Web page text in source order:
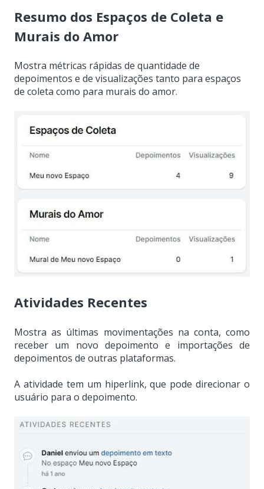
Resumo dos Espaços de Coleta e
Murais do Amor
Mostra métricas rápidas de quantidade de
depoimentos e de visualizações tanto para espaços
de coleta como para murais do amor.
Atividades Recentes
Mostra as últimas movimentações na conta, como
receber um novo depoimento e importações de
depoimentos de outras plataformas.
A atividade tem um hiperlink, que pode direcionar o
usuário para o depoimento.